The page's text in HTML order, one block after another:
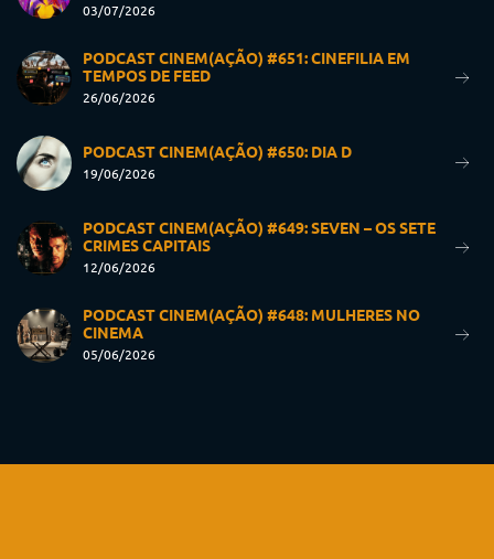
03/07/2026
PODCAST CINEM(AÇÃO) #651: CINEFILIA EM
TEMPOS DE FEED
26/06/2026
PODCAST CINEM(AÇÃO) #650: DIA D
19/06/2026
PODCAST CINEM(AÇÃO) #649: SEVEN – OS SETE
CRIMES CAPITAIS
12/06/2026
PODCAST CINEM(AÇÃO) #648: MULHERES NO
CINEMA
05/06/2026